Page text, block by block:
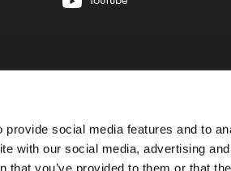
social media features and to
with our social media, advertising
you’ve provided to them or that